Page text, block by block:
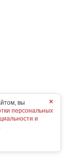
×
вы
персональных
и